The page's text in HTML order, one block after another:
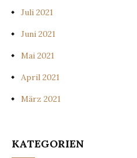
Juli 2021
Juni 2021
Mai 2021
April 2021
März 2021
KATEGORIEN